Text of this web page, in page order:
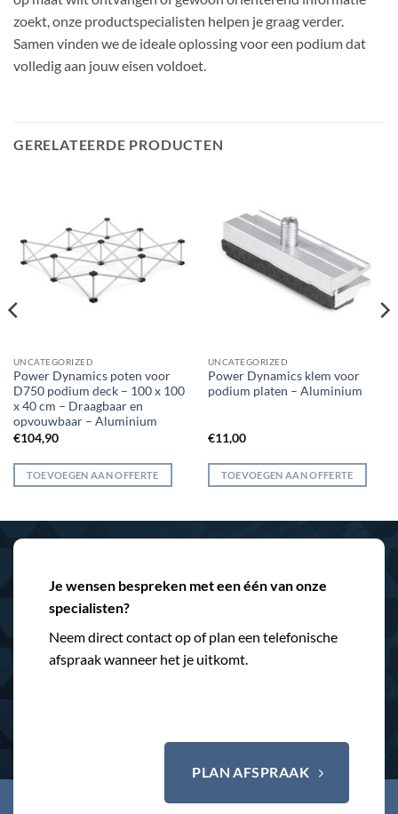
zoekt, onze productspecialisten helpen je graag verder.
Samen vinden we de ideale oplossing voor een podium dat
volledig aan jouw eisen voldoet.
GERELATEERDE PRODUCTEN
UNCATEGORIZED
Power Dynamics poten voor
D750 podium deck – 100 x 100
x 40 cm – Draagbaar en
opvouwbaar – Aluminium
€104,90
TOEVOEGEN AAN OFFERTE
UNCATEGORIZED
Power Dynamics klem voor
podium platen – Aluminium
€11,00
TOEVOEGEN AAN OFFERTE
Je wensen bespreken met een één van onze
specialisten?
Neem direct contact op of plan een telefonische
afspraak wanneer het je uitkomt.
PLAN AFSPRAAK